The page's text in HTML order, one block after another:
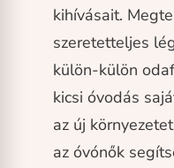
kihívásait.
szeretetteljes
külön-külön
kicsi óvodás
az új
az óvónők